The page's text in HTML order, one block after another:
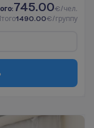
ого:745.00€/чел.
того1490.00€/группу